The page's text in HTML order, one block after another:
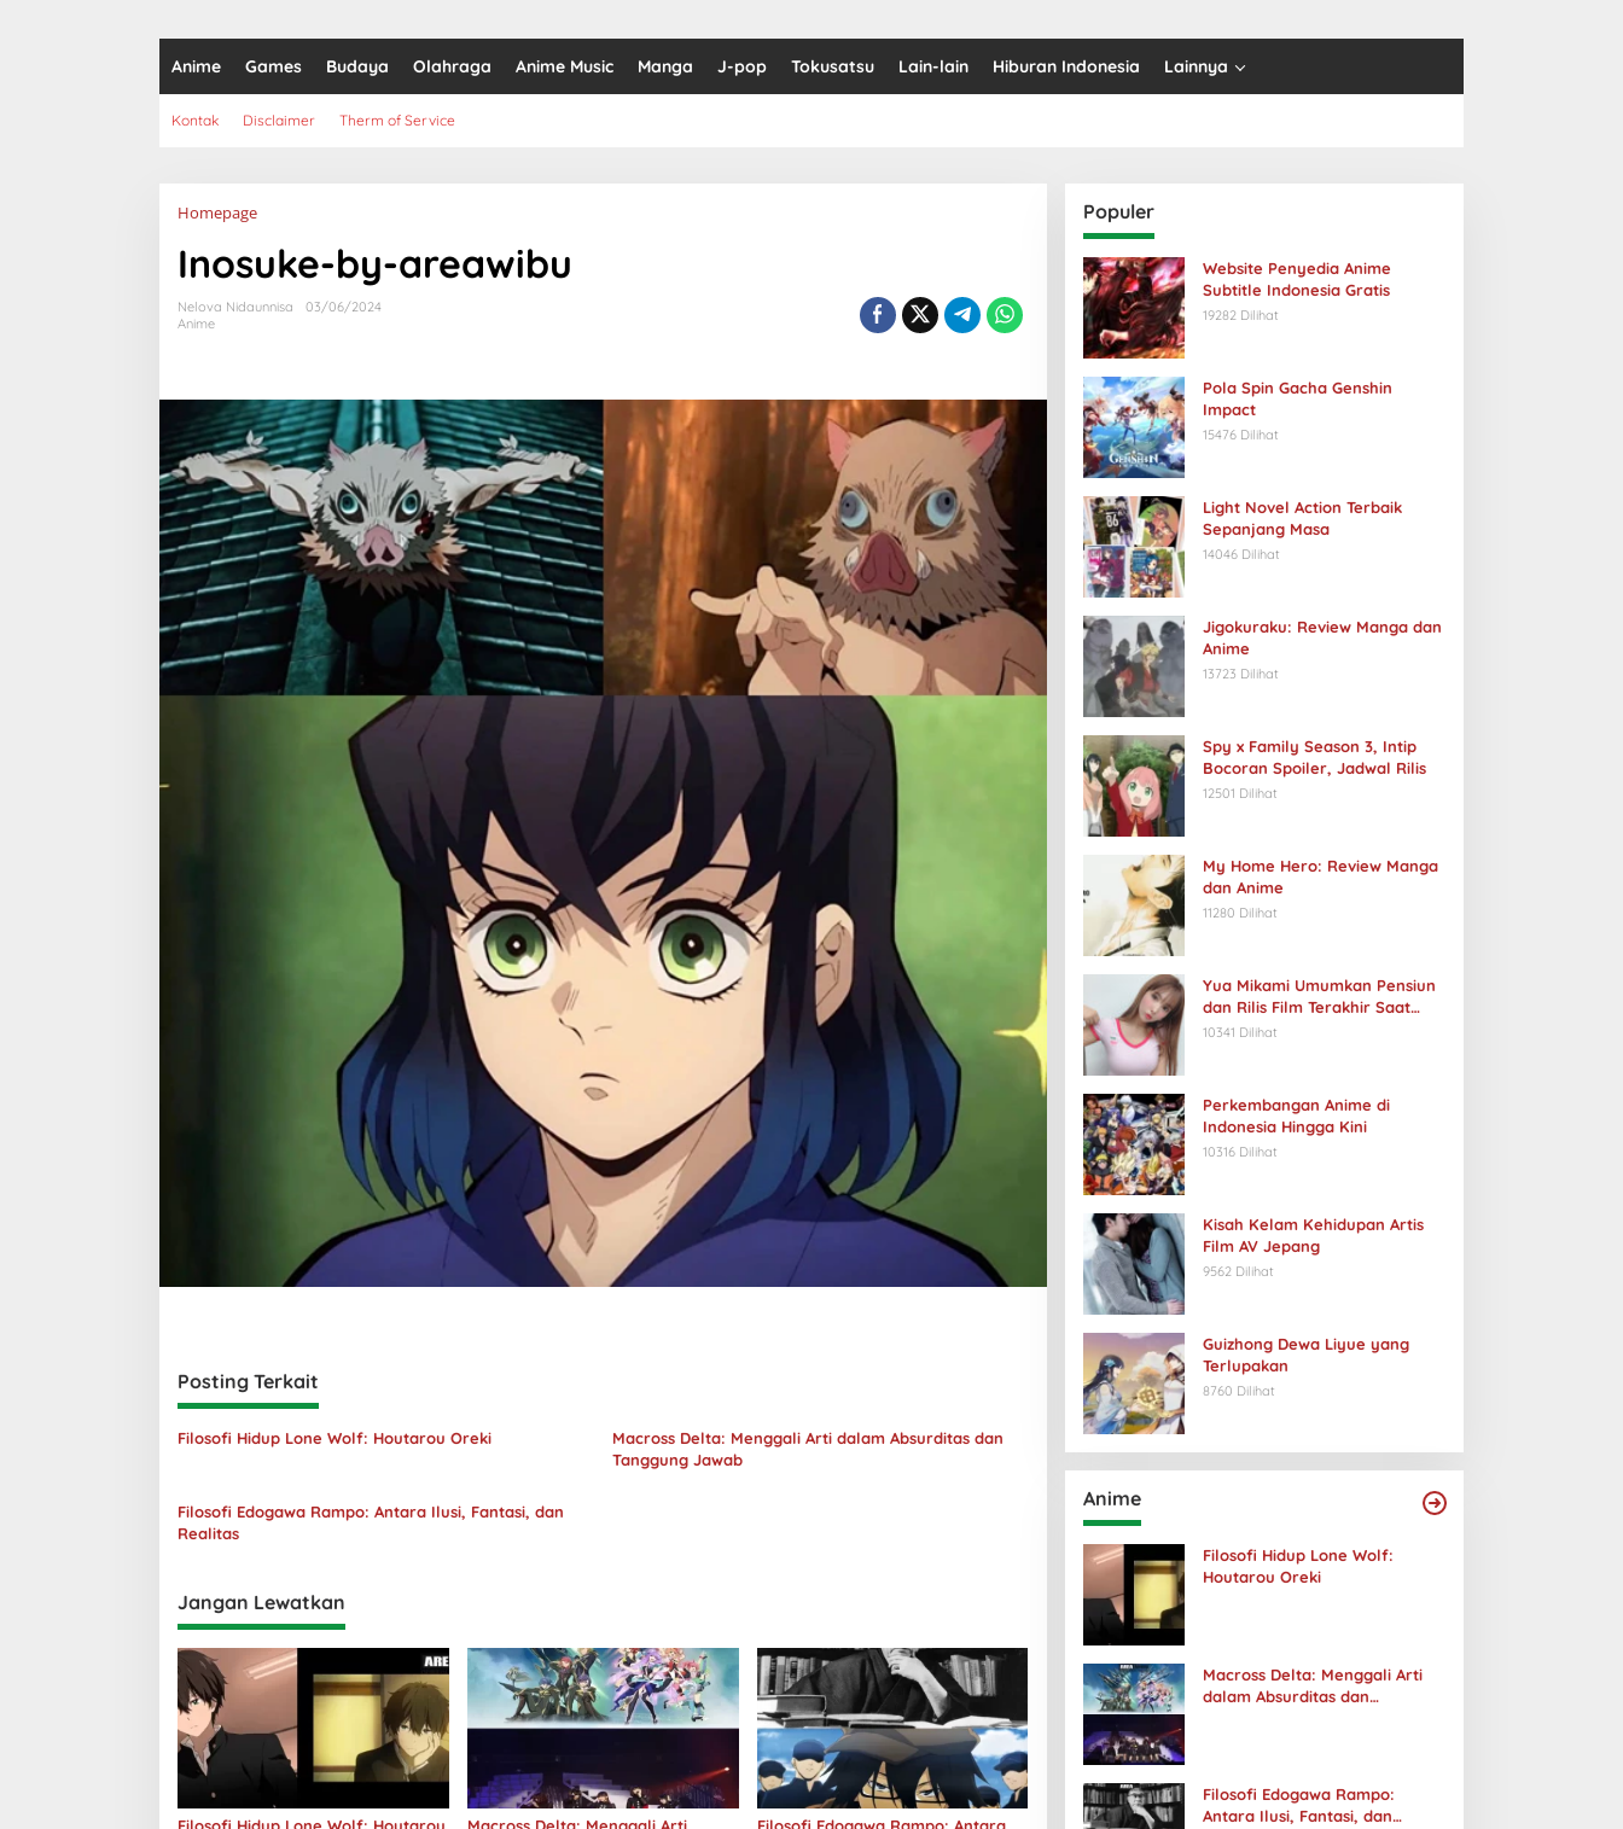
Anime Games Budaya Olahraga Anime Music Manga J-pop Tokusatsu Lain-lain Hiburan Indonesia Lainnya
Kontak Disclaimer Therm of Service
HomepageLampiran
Inosuke-by-areawibu
Nelova Nidaunnisa
03/06/2024
Anime
Posting Terkait
Filosofi Hidup Lone Wolf: Houtarou Oreki
Macross Delta: Menggali Arti dalam Absurditas dan
Tanggung Jawab
Filosofi Edogawa Rampo: Antara Ilusi, Fantasi, dan
Realitas
Jangan Lewatkan
Populer
Website Penyedia Anime
Subtitle Indonesia Gratis
19282 Dilihat
Pola Spin Gacha Genshin
Impact
15476 Dilihat
Light Novel Action Terbaik
Sepanjang Masa
14046 Dilihat
Jigokuraku: Review Manga dan
Anime
13723 Dilihat
Spy x Family Season 3, Intip
Bocoran Spoiler, Jadwal Rilis
12501 Dilihat
My Home Hero: Review Manga
dan Anime
11280 Dilihat
Yua Mikami Umumkan Pensiun
dan Rilis Film Terakhir Saat
Ulang Tahun
10341 Dilihat
Perkembangan Anime di
Indonesia Hingga Kini
10316 Dilihat
Kisah Kelam Kehidupan Artis
Film AV Jepang
9562 Dilihat
Guizhong Dewa Liyue yang
Terlupakan
8760 Dilihat
Anime
Filosofi Hidup Lone Wolf:
Houtarou Oreki
Macross Delta: Menggali Arti
dalam Absurditas dan
Filosofi Edogawa Rampo:
Antara Ilusi, Fantasi, dan